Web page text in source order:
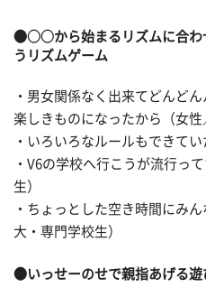
●○○から始まるリズムに合わ
うリズムゲーム
・男女関係なく出来てどんど
楽しきものになったから（女性
・いろいろなルールもできて
・V6の学校へ行こうが流行っ
生）
・ちょっとした空き時間にみ
大・専門学校生）
●いっせーのせで親指あげる遊